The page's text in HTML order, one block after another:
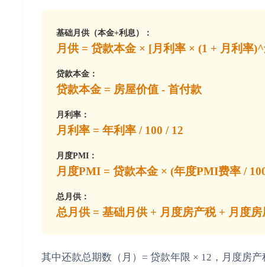
基础月供（本金+利息）：
月供 = 贷款本金 × [月利率 × (1 + 月利率
贷款本金：
贷款本金 = 房屋价值 - 首付款
月利率：
月利率 = 年利率 / 100 / 12
月度PMI：
月度PMI = 贷款本金 × (年度PMI费率 /
总月供：
总月供 = 基础月供 + 月度房产税 + 月度
其中还款总期数（月）= 贷款年限 × 12，月度房